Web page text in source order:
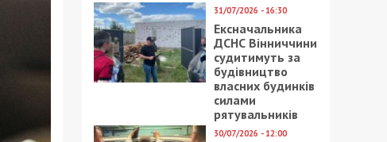
31/07/2026 - 16:30
Ексначальника
ДСНС Вінниччини
судитимуть за
будівництво
власних будинків
силами
рятувальників
30/07/2026 - 12:00